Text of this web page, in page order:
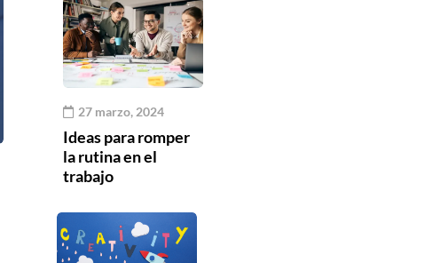
27 marzo, 2024
Ideas para romper
la rutina en el
trabajo